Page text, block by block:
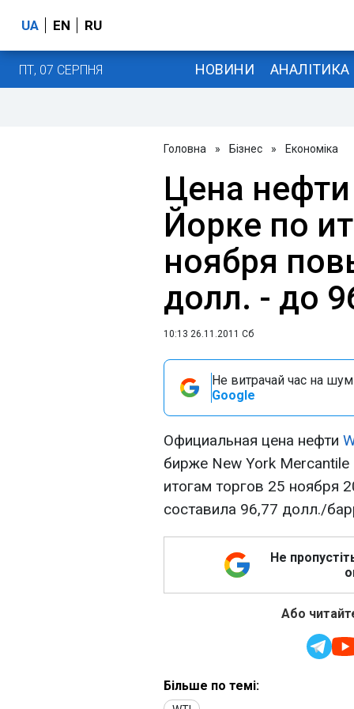
UA EN RU
ПТ, 07 СЕРПНЯ НОВИНИ АНАЛІТИКА
Головна » Бізнес » Економіка
Цена
Йорке по
ноября
долл. - до
10:13 26.11.2011 Сб
Не витрачай час на
Google
Официальная цена нефти
бирже New York
итогам торгов 25 ноября
составила 96,77 долл./
Не
Або
Більше по темі: